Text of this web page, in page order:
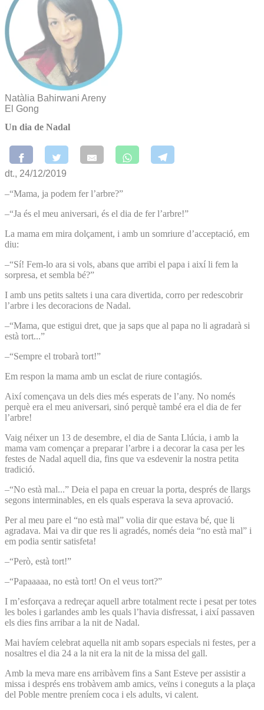
Natàlia Bahirwani Areny
El Gong
Un dia de Nadal
dt., 24/12/2019
–“Mama, ja podem fer l’arbre?”
–“Ja és el meu aniversari, és el dia de fer l’arbre!”
La mama em mira dolçament, i amb un somriure d’acceptació, em
diu:
–“Sí! Fem-lo ara si vols, abans que arribi el papa i així li fem la
sorpresa, et sembla bé?”
I amb uns petits saltets i una cara divertida, corro per redescobrir
l’arbre i les decoracions de Nadal.
–“Mama, que estigui dret, que ja saps que al papa no li agradarà si
està tort...”
–“Sempre el trobarà tort!”
Em respon la mama amb un esclat de riure contagiós.
Així començava un dels dies més esperats de l’any. No només
perquè era el meu aniversari, sinó perquè també era el dia de fer
l’arbre!
Vaig néixer un 13 de desembre, el dia de Santa Llúcia, i amb la
mama vam començar a preparar l’arbre i a decorar la casa per les
festes de Nadal aquell dia, fins que va esdevenir la nostra petita
tradició.
–“No està mal...” Deia el papa en creuar la porta, després de llargs
segons interminables, en els quals esperava la seva aprovació.
Per al meu pare el “no està mal” volia dir que estava bé, que li
agradava. Mai va dir que res li agradés, només deia “no està mal” i
em podia sentir satisfeta!
–“Però, està tort!”
–“Papaaaaa, no està tort! On el veus tort?”
I m’esforçava a redreçar aquell arbre totalment recte i pesat per totes
les boles i garlandes amb les quals l’havia disfressat, i així passaven
els dies fins arribar a la nit de Nadal.
Mai havíem celebrat aquella nit amb sopars especials ni festes, per a
nosaltres el dia 24 a la nit era la nit de la missa del gall.
Amb la meva mare ens arribàvem fins a Sant Esteve per assistir a
missa i després ens trobàvem amb amics, veïns i coneguts a la plaça
del Poble mentre preníem coca i els adults, vi calent.